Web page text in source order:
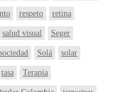
respeto retina
salud visual Seger
sociedad Solá solar
tasa Terapia